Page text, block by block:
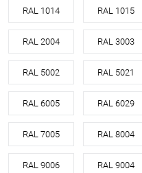
RAL 1014 RAL 1015
RAL 2004 RAL 3003
RAL 5002 RAL 5021
RAL 6005 RAL 6029
RAL 7005 RAL 8004
RAL 9006 RAL 9004